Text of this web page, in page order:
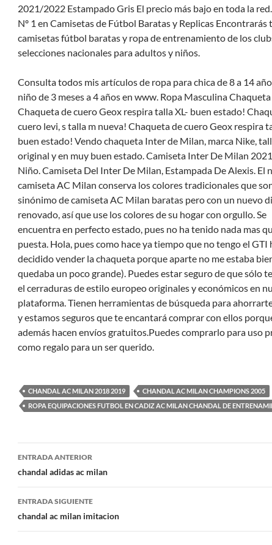
2021/2022 Estampado Gris El precio más bajo en toda la
Nº 1 en Camisetas de Fútbol Baratas y Replicas Encontrarás
camisetas fútbol baratas y ropa de entrenamiento de los
selecciones nacionales para adultos y niños.
Consulta todos mis artículos de ropa para chica de 8 a 14
niño de 3 meses a 4 años en www. Ropa Masculina Chaqueta
Chaqueta de cuero Geox respira talla XL- buen estado!
cuero levi, s talla m nueva! Chaqueta de cuero Geox respira
buen estado! Vendo chaqueta Inter de Milan, marca Nike,
original y en muy buen estado. Camiseta Inter De Milan
Niño. Camiseta Del Inter De Milan, Estampada De Alexis. El
camiseta AC Milan conserva los colores tradicionales que
sinónimo de camiseta AC Milan baratas pero con un nuevo
renovado, así que use los colores de su hogar con orgullo. Se
encuentra en perfecto estado, pues no ha tenido nada mas
puesta. Hola, pues como hace ya tiempo que no tengo el GTI
decidido vender la chaqueta porque aparte no me estaba
quedaba un poco grande). Puedes estar seguro de que sólo
el cerraduras de estilo europeo originales y económicos en
plataforma. Tienen herramientas de búsqueda para
y estamos seguros que te encantará comprar con ellos
además hacen envíos gratuitos.Puedes comprarlo para uso
como regalo para un ser querido.
CHANDAL AC MILAN 2018 2019
CHANDAL AC MILAN CHAMPIONS 2005
ROPA EQUIPACIONES FUTBOL EN CADIZ AC MILAN CHANDAL DE
Navegación
de
entradas
ENTRADA ANTERIOR
chandal adidas ac milan
ENTRADA SIGUIENTE
chandal ac milan imitacion